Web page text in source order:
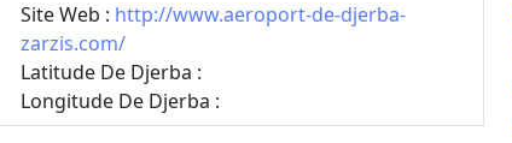
Site Web : http://www.aeroport-de-djerba-
zarzis.com/
Latitude De Djerba :
Longitude De Djerba :